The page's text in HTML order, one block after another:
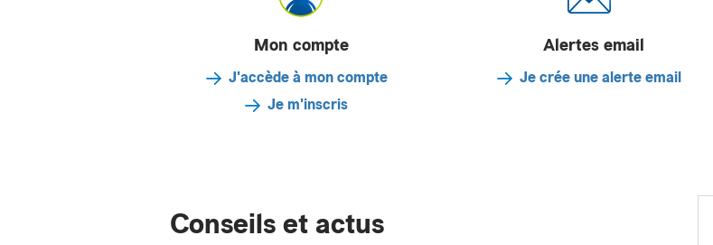
Mon compte
J'accède à mon compte
Je m'inscris
Alertes email
Je crée une alerte email
Conseils et actus